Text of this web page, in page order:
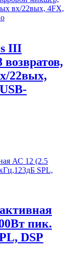
III
22вых,
пик.
DSP